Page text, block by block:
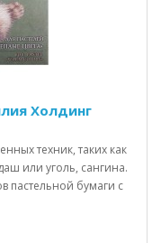
Холдинг
техник, таких как
или уголь, сангина.
пастельной бумаги с